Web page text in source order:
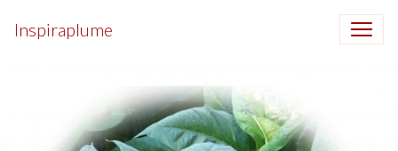
Inspiraplume